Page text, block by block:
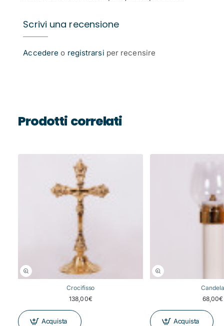
Scrivi una recensione
Accedere o registrarsi per recensire
Prodotti correlati
Crocifisso
138,00€
Acquista
Candela
68,00€
Acquista